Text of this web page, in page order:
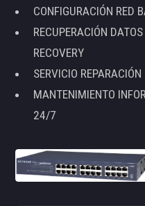
CONFIGURACIÓN RED
RECUPERACIÓN
RECOVERY
SERVICIO
MANTENIMIENTO
24/7